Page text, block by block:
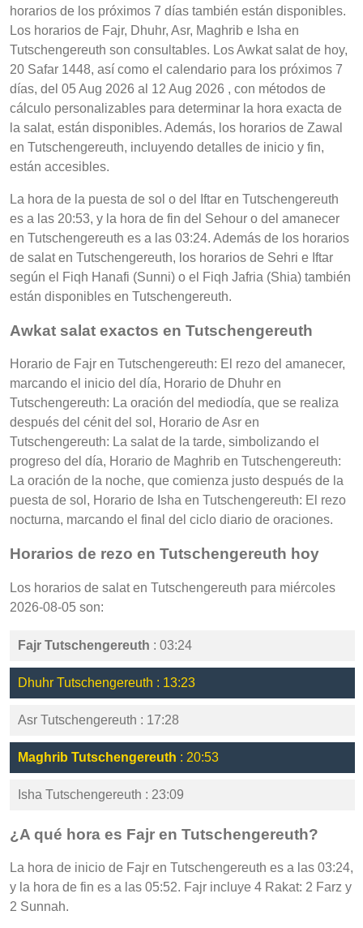
horarios de los próximos 7 días también están disponibles.
Los horarios de Fajr, Dhuhr, Asr, Maghrib e Isha en
Tutschengereuth son consultables. Los Awkat salat de hoy,
20 Safar 1448, así como el calendario para los próximos 7
días, del 05 Aug 2026 al 12 Aug 2026 , con métodos de
cálculo personalizables para determinar la hora exacta de
la salat, están disponibles. Además, los horarios de Zawal
en Tutschengereuth, incluyendo detalles de inicio y fin,
están accesibles.
La hora de la puesta de sol o del Iftar en Tutschengereuth
es a las 20:53, y la hora de fin del Sehour o del amanecer
en Tutschengereuth es a las 03:24. Además de los horarios
de salat en Tutschengereuth, los horarios de Sehri e Iftar
según el Fiqh Hanafi (Sunni) o el Fiqh Jafria (Shia) también
están disponibles en Tutschengereuth.
Awkat salat exactos en Tutschengereuth
Horario de Fajr en Tutschengereuth: El rezo del amanecer,
marcando el inicio del día, Horario de Dhuhr en
Tutschengereuth: La oración del mediodía, que se realiza
después del cénit del sol, Horario de Asr en
Tutschengereuth: La salat de la tarde, simbolizando el
progreso del día, Horario de Maghrib en Tutschengereuth:
La oración de la noche, que comienza justo después de la
puesta de sol, Horario de Isha en Tutschengereuth: El rezo
nocturna, marcando el final del ciclo diario de oraciones.
Horarios de rezo en Tutschengereuth hoy
Los horarios de salat en Tutschengereuth para miércoles
2026-08-05 son:
Fajr Tutschengereuth : 03:24
Dhuhr Tutschengereuth : 13:23
Asr Tutschengereuth : 17:28
Maghrib Tutschengereuth : 20:53
Isha Tutschengereuth : 23:09
¿A qué hora es Fajr en Tutschengereuth?
La hora de inicio de Fajr en Tutschengereuth es a las 03:24,
y la hora de fin es a las 05:52. Fajr incluye 4 Rakat: 2 Farz y
2 Sunnah.